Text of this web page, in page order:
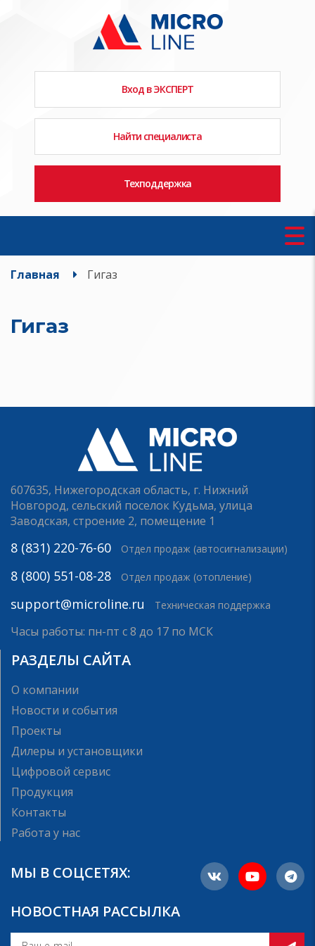
Вход в ЭКСПЕРТ
Найти специалиста
Техподдержка
Главная Гигаз
Гигаз
607635, Нижегородская область, г. Нижний
Новгород, сельский поселок Кудьма, улица
Заводская, строение 2, помещение 1
8 (831) 220-76-60 Отдел продаж (автосигнализации)
8 (800) 551-08-28 Отдел продаж (отопление)
support@microline.ru Техническая поддержка
Часы работы: пн-пт с 8 до 17 по МСК
РАЗДЕЛЫ САЙТА
О компании
Новости и события
Проекты
Дилеры и установщики
Цифровой сервис
Продукция
Контакты
Работа у нас
МЫ В СОЦСЕТЯХ:
НОВОСТНАЯ РАССЫЛКА